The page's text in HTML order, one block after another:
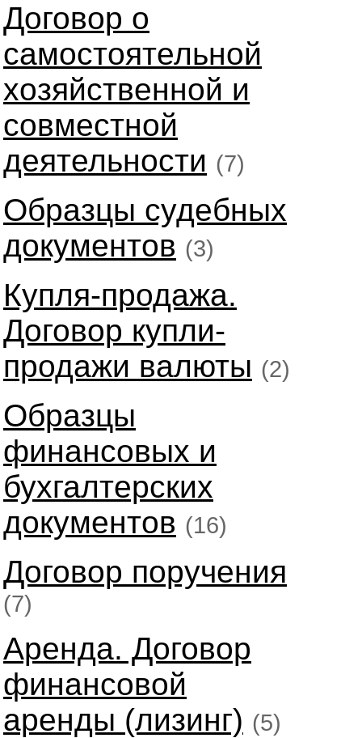
Договор о
самостоятельной
хозяйственной и
совместной
деятельности (7)
Образцы судебных
документов (3)
Купля-продажа.
Договор купли-
продажи валюты (2)
Образцы
финансовых и
бухгалтерских
документов (16)
Договор поручения
(7)
Аренда. Договор
финансовой
аренды (лизинг) (5)